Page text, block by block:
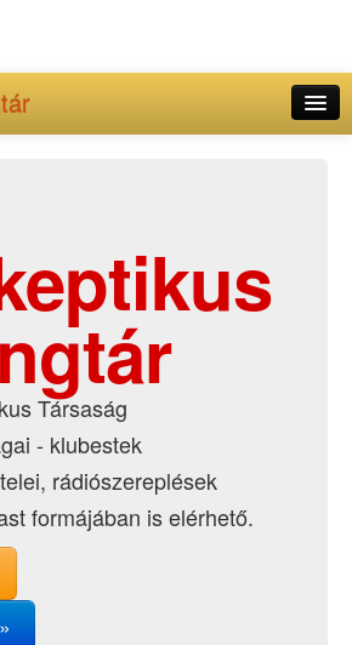
Társaság
- klubestek
rádiószereplések
formájában is elérhető.